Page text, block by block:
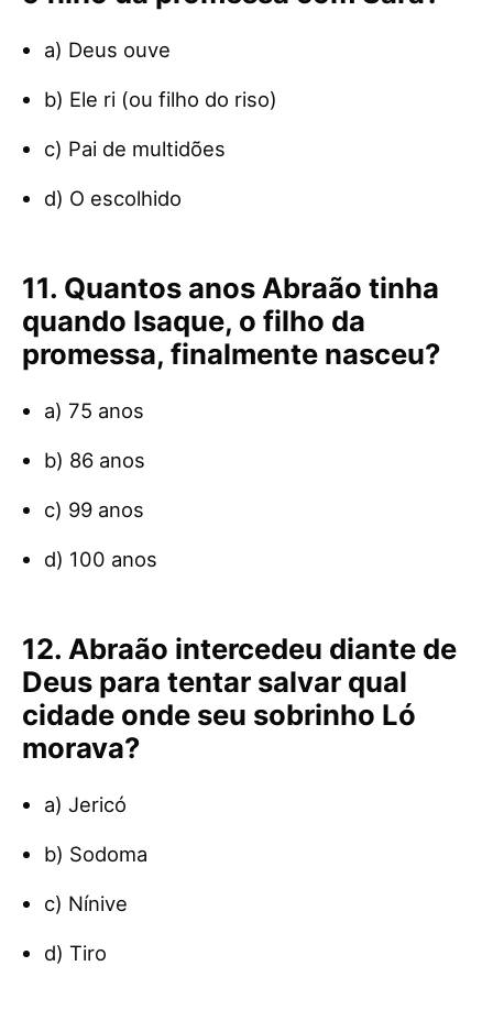
a) Deus ouve
b) Ele ri (ou filho do riso)
c) Pai de multidões
d) O escolhido
11. Quantos anos Abraão tinha
quando Isaque, o filho da
promessa, finalmente nasceu?
a) 75 anos
b) 86 anos
c) 99 anos
d) 100 anos
12. Abraão intercedeu diante de
Deus para tentar salvar qual
cidade onde seu sobrinho Ló
morava?
a) Jericó
b) Sodoma
c) Nínive
d) Tiro